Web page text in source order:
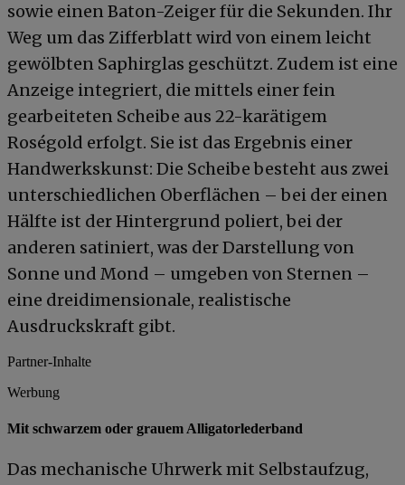
sowie einen Baton-Zeiger für die Sekunden. Ihr
Weg um das Zifferblatt wird von einem leicht
gewölbten Saphirglas geschützt. Zudem ist eine
Anzeige integriert, die mittels einer fein
gearbeiteten Scheibe aus 22-karätigem
Roségold erfolgt. Sie ist das Ergebnis einer
Handwerkskunst: Die Scheibe besteht aus zwei
unterschiedlichen Oberflächen – bei der einen
Hälfte ist der Hintergrund poliert, bei der
anderen satiniert, was der Darstellung von
Sonne und Mond – umgeben von Sternen –
eine dreidimensionale, realistische
Ausdruckskraft gibt.
Partner-Inhalte
Werbung
Mit schwarzem oder grauem Alligatorlederband
Das mechanische Uhrwerk mit Selbstaufzug,